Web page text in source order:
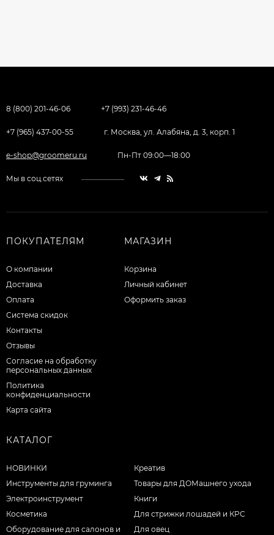
8 (800) 201-46-06 +7 (993) 231-46-46
+7 (965) 437-00-55 г. Москва, ул. Алабяна, д. 3, корп. 1
e-shop@groomeru.ru Пн-Пт 09:00—18:00
Мы в соц.сетях
ПОКУПАТЕЛЯМ
О компании
Доставка
Оплата
Система скидок
Контакты
Отзывы
Согласие на обработку
персональных данных
Политика
конфиденциальности
Карта сайта
МАГАЗИН
Корзина
Личный кабинет
Оформить заказ
КАТАЛОГ
НОВИНКИ
Инструменты для груминга
Электроинструмент
Косметика
Оборудование для салонов и
Креатив
Товары для ДОМашнего ухода
Книги
Для стрижки лошадей и КРС
Для овец